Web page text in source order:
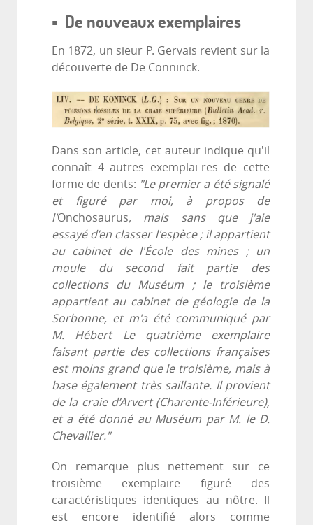
▪ De nouveaux exemplaires
En 1872, un sieur P. Gervais revient sur la
découverte de De Conninck.
Dans son article, cet auteur indique qu'il
connaît 4 autres exemplai-res de cette
forme de dents: "Le premier a été signalé
et figuré par moi, à propos de
l'Onchosaurus, mais sans que j'aie
essayé d’en classer l'espèce ; il appartient
au cabinet de l'École des mines ; un
moule du second fait partie des
collections du Muséum ; le troisième
appartient au cabinet de géologie de la
Sorbonne, et m'a été communiqué par
M. Hébert Le quatrième exemplaire
faisant partie des collections françaises
est moins grand que le troisième, mais à
base également très saillante. Il provient
de la craie d’Arvert (Charente-Inférieure),
et a été donné au Muséum par M. le D.
Chevallier."
On remarque plus nettement sur ce
troisième exemplaire figuré des
caractéristiques identiques au nôtre. Il
est encore identifié alors comme